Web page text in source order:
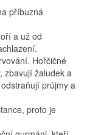
příbuzná
a už od
Hořčičné
zbavují žaludek a
průjmy a
proto je